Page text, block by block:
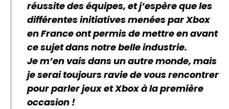
réussite des équipes, et j’espère que les
différentes initiatives menées par Xbox
en France ont permis de mettre en avant
ce sujet dans notre belle industrie.
Je m’en vais dans un autre monde, mais
je serai toujours ravie de vous rencontrer
pour parler jeux et Xbox à la première
occasion !